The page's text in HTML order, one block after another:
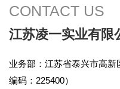
CONTACT US
江苏凌一实业有限
业务部：江苏省泰兴市高新
编码：225400）